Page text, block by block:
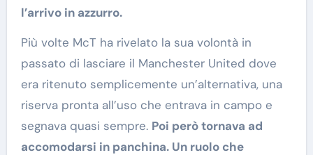
l’arrivo in azzurro.
Più volte McT ha rivelato la sua volontà in
passato di lasciare il Manchester United dove
era ritenuto semplicemente un’alternativa, una
riserva pronta all’uso che entrava in campo e
segnava quasi sempre. Poi però tornava ad
accomodarsi in panchina. Un ruolo che